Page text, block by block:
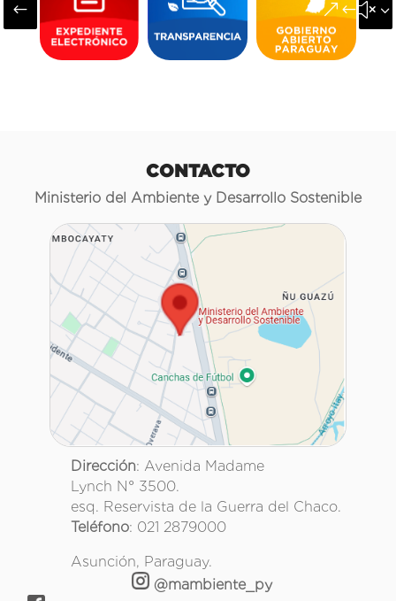
#
CONTACTO
Ministerio del Ambiente y Desarrollo Sostenible
Dirección: Avenida Madame
Lynch N° 3500.
esq. Reservista de la Guerra del Chaco.
Teléfono: 021 2879000
Asunción, Paraguay.
@mambiente_py